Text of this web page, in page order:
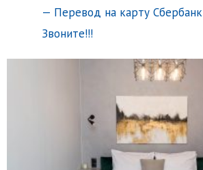
— Перевод на карту Сбербанк
Звоните!!!